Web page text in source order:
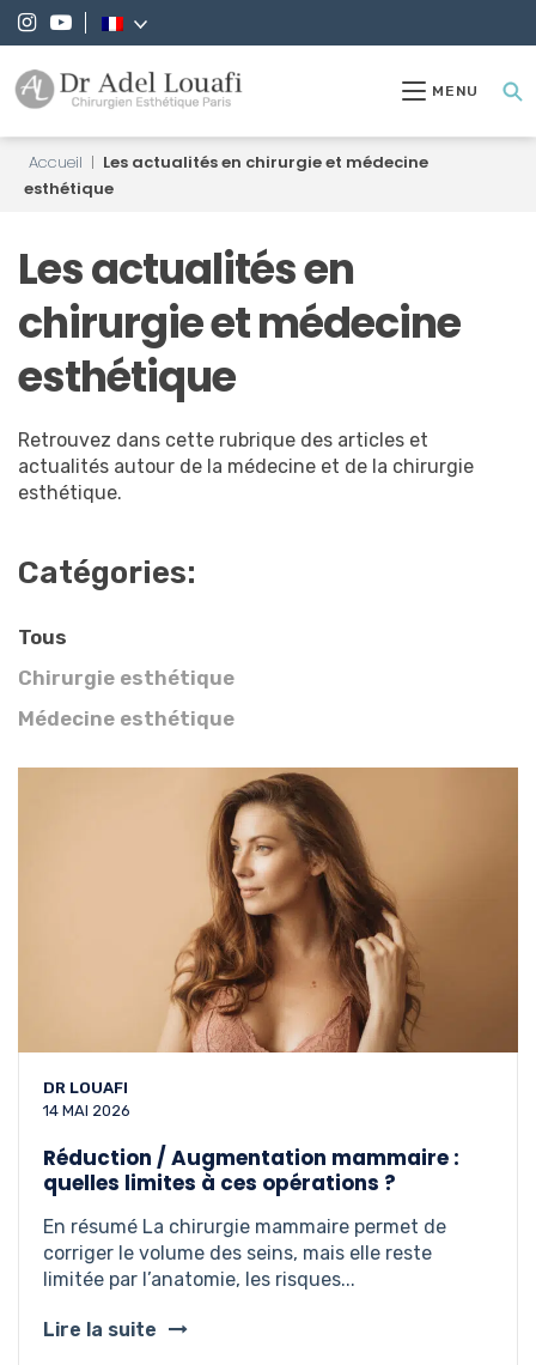
MENU
Accueil | Les actualités en chirurgie et médecine
esthétique
Les actualités en
chirurgie et médecine
esthétique
Retrouvez dans cette rubrique des articles et
actualités autour de la médecine et de la chirurgie
esthétique.
DR LOUAFI
14 MAI 2026
Réduction / Augmentation mammaire :
quelles limites à ces opérations ?
En résumé La chirurgie mammaire permet de
corriger le volume des seins, mais elle reste
limitée par l’anatomie, les risques...
Lire la suite
Catégories:
Tous
Chirurgie esthétique
Médecine esthétique